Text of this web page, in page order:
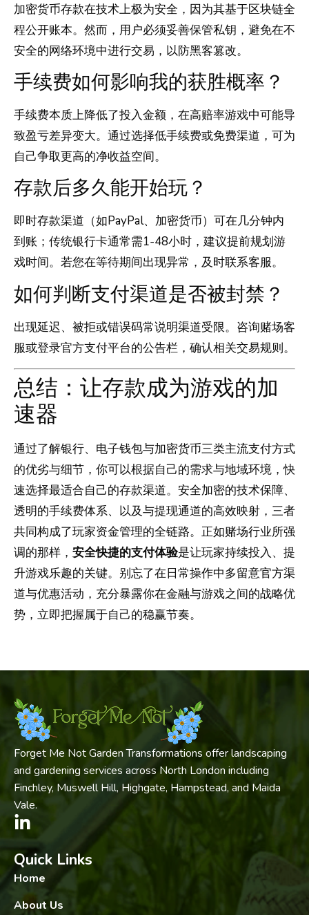
加密货币存款在技术上极为安全，因为其基于区块链全
程公开账本。然而，用户必须妥善保管私钥，避免在不
安全的网络环境中进行交易，以防黑客篡改。
手续费如何影响我的获胜概率？
手续费本质上降低了投入金额，在高赔率游戏中可能导
致盈亏差异变大。通过选择低手续费或免费渠道，可为
自己争取更高的净收益空间。
存款后多久能开始玩？
即时存款渠道（如PayPal、加密货币）可在几分钟内
到账；传统银行卡通常需1-48小时，建议提前规划游
戏时间。若您在等待期间出现异常，及时联系客服。
如何判断支付渠道是否被封禁？
出现延迟、被拒或错误码常说明渠道受限。咨询赌场客
服或登录官方支付平台的公告栏，确认相关交易规则。
总结：让存款成为游戏的加
速器
通过了解银行、电子钱包与加密货币三类主流支付方式
的优劣与细节，你可以根据自己的需求与地域环境，快
速选择最适合自己的存款渠道。安全加密的技术保障、
透明的手续费体系、以及与提现通道的高效映射，三者
共同构成了玩家资金管理的全链路。正如赌场行业所强
调的那样，安全快捷的支付体验是让玩家持续投入、提
升游戏乐趣的关键。别忘了在日常操作中多留意官方渠
道与优惠活动，充分暴露你在金融与游戏之间的战略优
势，立即把握属于自己的稳赢节奏。
Forget Me Not Garden Transformations offer landscaping
and gardening services across North London including
Finchley, Muswell Hill, Highgate, Hampstead, and Maida
Vale.
Quick Links
Home
About Us